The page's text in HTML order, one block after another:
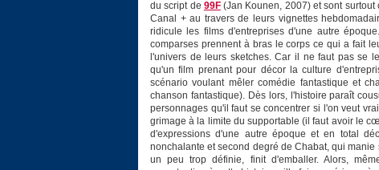
du script de 99F(Jan Kounen, 2007) et sont
Canal + au travers de leurs vignettes
ridicule les films d'entreprises d'une autre
comparses prennent à bras le corps ce qui a fait
l'univers de leurs sketches. Car il ne faut pas se
qu'un film prenant pour décor la culture
scénario voulant mêler comédie fantastique et
chanson fantastique). Dès lors, l'histoire paraît
personnages qu'il faut se concentrer si l'on veut
grimage à la limite du supportable (il faut avoir le
d'expressions d'une autre époque et en total
nonchalante et second degré de Chabat, qui
un peu trop définie, finit d'emballer. Alors,